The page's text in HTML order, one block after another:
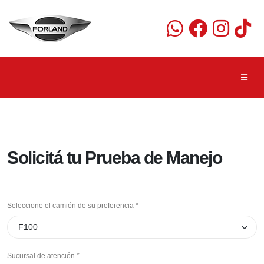
Solicitá tu Prueba de Manejo
Información del vehículo
Seleccione el camión de su preferencia *
Sucursal de atención *